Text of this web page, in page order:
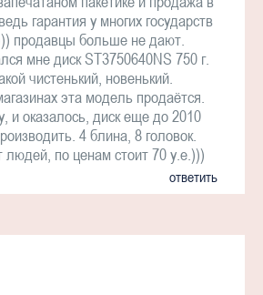
гарантия у многих государств
продавцы больше не дают.
мне диск ST3750640NS 750 г.
чистенький, новенький.
эта модель продаётся.
и оказалось, диск еще до 2010
4 блина, 8 головок.
людей, по ценам стоит 70 у.е.)))
ответить